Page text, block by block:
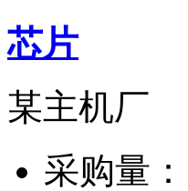
芯片
某主机厂
采购量：